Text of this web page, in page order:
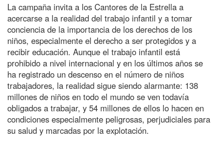
La campaña invita a los Cantores de la Estrella a
acercarse a la realidad del trabajo infantil y a tomar
conciencia de la importancia de los derechos de los
niños, especialmente el derecho a ser protegidos y a
recibir educación. Aunque el trabajo infantil está
prohibido a nivel internacional y en los últimos años se
ha registrado un descenso en el número de niños
trabajadores, la realidad sigue siendo alarmante: 138
millones de niños en todo el mundo se ven todavía
obligados a trabajar, y 54 millones de ellos lo hacen en
condiciones especialmente peligrosas, perjudiciales para
su salud y marcadas por la explotación.